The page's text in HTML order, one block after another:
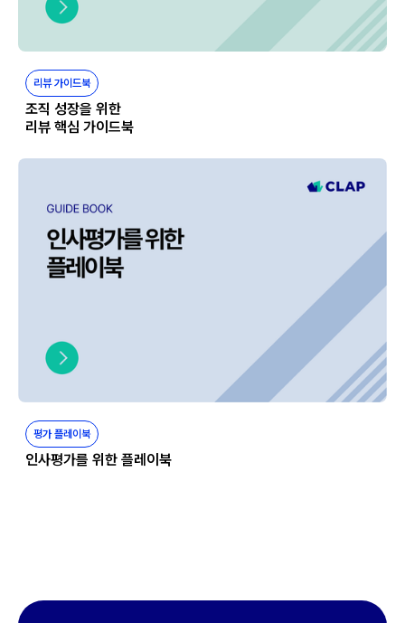
리뷰 가이드북
조직 성장을 위한
리뷰 핵심 가이드북
평가 플레이북
인사평가를 위한 플레이북